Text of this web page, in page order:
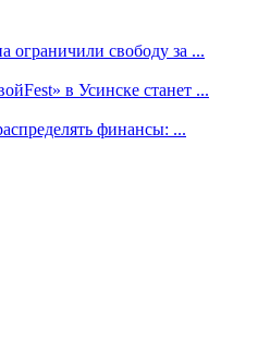
ограничили свободу за ...
в Усинске станет ...
финансы: ...